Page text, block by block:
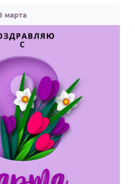
марта